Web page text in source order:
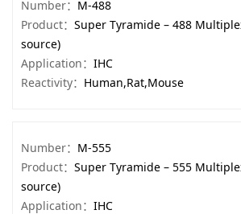
Number： M-488
Product： Super Tyramide – 488
source)
Application： IHC
Reactivity： Human,Rat,Mouse
Number： M-555
Product： Super Tyramide – 555
source)
Application： IHC